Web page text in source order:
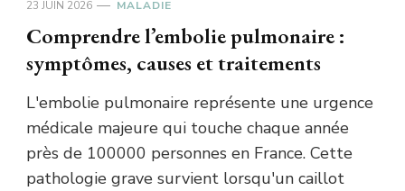
23 JUIN 2026 MALADIE
Comprendre l’embolie pulmonaire :
symptômes, causes et traitements
L'embolie pulmonaire représente une urgence
médicale majeure qui touche chaque année
près de 100000 personnes en France. Cette
pathologie grave survient lorsqu'un caillot